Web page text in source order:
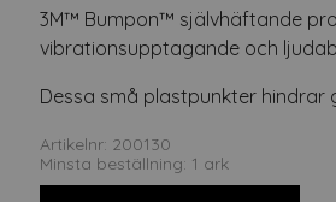
3M™ Bumpon™ självhäftande
vibrationsupptagande och
Dessa små plastpunkter hindrar
Artikelnr: 200130
Minsta beställning: 1 ark